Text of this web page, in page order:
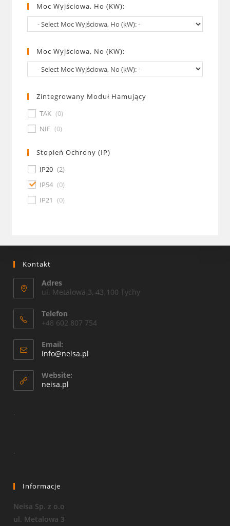
Moc Wyjściowa, Ho (kW):
Moc Wyjściowa, No (kW):
Zintegrowany Moduł Hamujący
TAK (0)
NIE (0)
Stopień Ochrony (IP)
IP20 (2)
IP54 (0)
IP21 (0)
Kontakt
Adres
ul. Metalowa 3, 43-100 Tychy
Telefon
+48 602 807 754
Email:
info@neisa.pl
Website:
neisa.pl
.
.
Informacje
Neisa Sp. z o.o
ul. Metalowa 3